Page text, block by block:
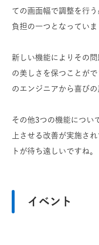
ての画面幅で調整を行
負担の一つとなっていま
新しい機能によりその
の美しさを保つことが
のエンジニアから喜びの
その他3つの機能につい
上させる改善が実施さ
トが待ち遠しいですね。
イベント